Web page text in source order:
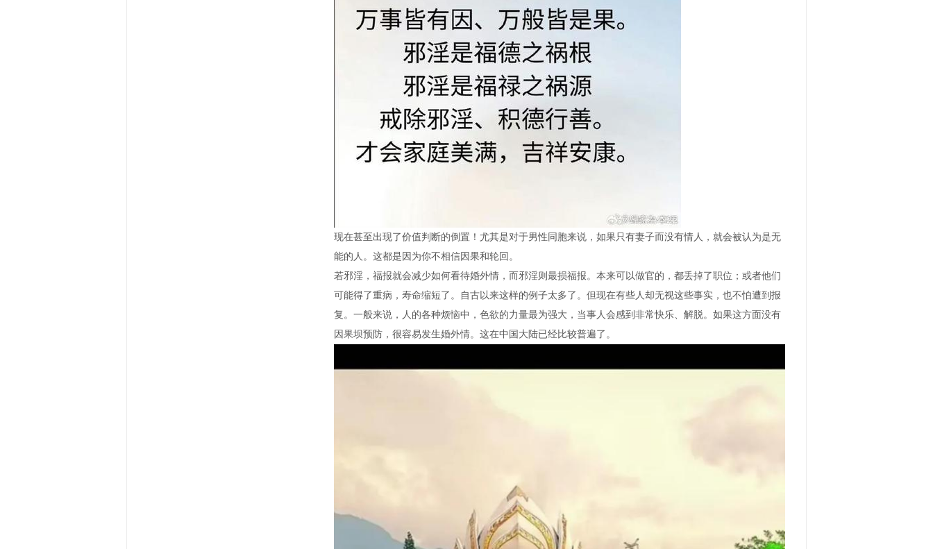
现在甚至出现了价值判断的倒置！尤其是对于男性同胞来说，如果只有妻子而没有情人，就会被认为是无
能的人。这都是因为你不相信因果和轮回。
若邪淫，福报就会减少如何看待婚外情，而邪淫则最损福报。本来可以做官的，都丢掉了职位；或者他们
可能得了重病，寿命缩短了。自古以来这样的例子太多了。但现在有些人却无视这些事实，也不怕遭到报
复。一般来说，人的各种烦恼中，色欲的力量最为强大，当事人会感到非常快乐、解脱。如果这方面没有
因果坝预防，很容易发生婚外情。这在中国大陆已经比较普遍了。